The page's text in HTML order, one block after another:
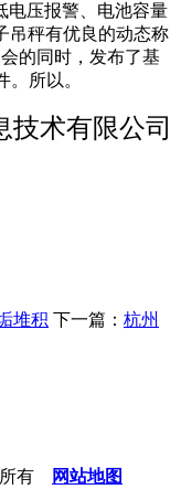
电压报警、电池容量
吊秤有优良的动态称
的同时，发布了基
。所以。
技术有限公司
堆积 下一篇： 杭州
有 网站地图